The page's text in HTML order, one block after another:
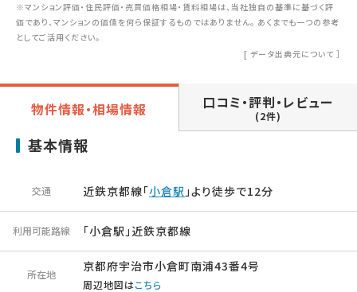
※マンション評価・住民評価・売買価格相場・賃料相場は、当社独自の基準に基づく評
価であり、マンションの価値を何ら保証するものではありません。 あくまでも一つの参考
としてご活用ください。
[ データ出典元について ］
物件情報・相場情報 口コミ・評判・レビュー
(2件)
基本情報
交通 近鉄京都線「小倉駅 」より徒歩で12分
利用可能路線 「小倉駅」近鉄京都線
所在地
京都府宇治市小倉町南浦43番4号
周辺地図はこちら